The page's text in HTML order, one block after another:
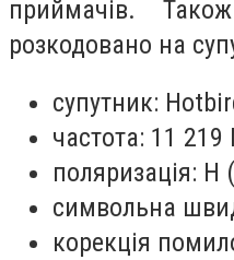
приймачів.
розкодовано на
супутник:
частота: 11 219
поляризація: H
символьна
корекція